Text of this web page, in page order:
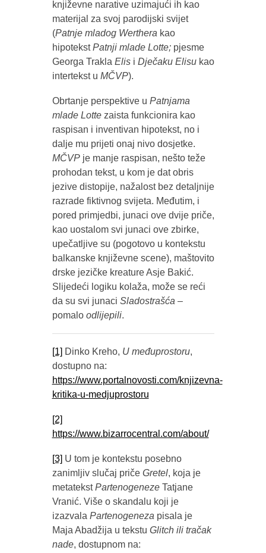
književne narative uzimajući ih kao
materijal za svoj parodijski svijet
(Patnje mladog Werthera kao
hipotekstPatnji mlade Lotte; pjesme
Georga Trakla Elisi Dječaku Elisukao
intertekst u MČVP).
Obrtanje perspektive u Patnjama
mlade Lottezaista funkcionira kao
raspisan i inventivan hipotekst, no i
dalje mu prijeti onaj nivo dosjetke.
MČVPje manje raspisan, nešto teže
prohodan tekst, u kom je dat obris
jezive distopije, nažalost bez detaljnije
razrade fiktivnog svijeta. Međutim, i
pored primjedbi, junaci ove dvije priče,
kao uostalom svi junaci ove zbirke,
upečatljive su (pogotovo u kontekstu
balkanske književne scene), maštovito
drske jezičke kreature Asje Bakić.
Slijedeći logiku kolaža, može se reći
da su svi junaci Sladostrašća –
pomalo odlijepili.
[1] Dinko Kreho, U međuprostoru,
dostupno na:
https://www.portalnovosti.com/knjizevna-
kritika-u-medjuprostoru
[2]
https://www.bizarrocentral.com/about/
[3] U tom je kontekstu posebno
zanimljiv slučaj priče Gretel, koja je
metatekstPartenogeneze Tatjane
Vranić. Više o skandalu koji je
izazvala Partenogeneza pisala je
Maja Abadžija u tekstu Glitch ili tračak
nade, dostupnom na: